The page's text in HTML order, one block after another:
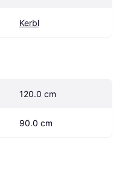
Kerbl
120.0 cm
90.0 cm